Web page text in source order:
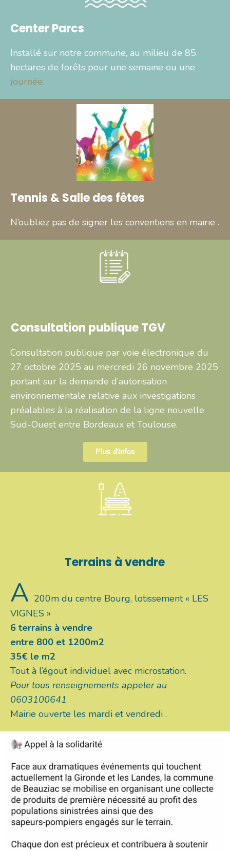
Center Parcs
Installé sur notre commune, au milieu de 85
hectares de forêts pour une semaine ou une
journée.
Tennis & Salle des fêtes
N’oubliez pas de signer les conventions en mairie .
Consultation publique TGV
Consultation publique par voie électronique du
27 octobre 2025 au mercredi 26 novembre 2025
portant sur la demande d’autorisation
environnementale relative aux investigations
préalables à la réalisation de la ligne nouvelle
Sud-Ouest entre Bordeaux et Toulouse.
Plus d'infos
Terrains à vendre
A 200m du centre Bourg, lotissement « LES
VIGNES »
6 terrains à vendre
entre 800 et 1200m2
35€ le m2
Tout à l’égout individuel avec microstation.
Pour tous renseignements appeler au
0603100641
Mairie ouverte les mardi et vendredi .